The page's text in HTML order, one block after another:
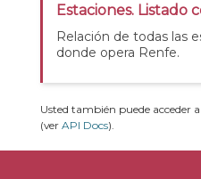
Estaciones. Listado
Relación de todas las
donde opera Renfe.
Usted también puede acceder
(ver API Docs).